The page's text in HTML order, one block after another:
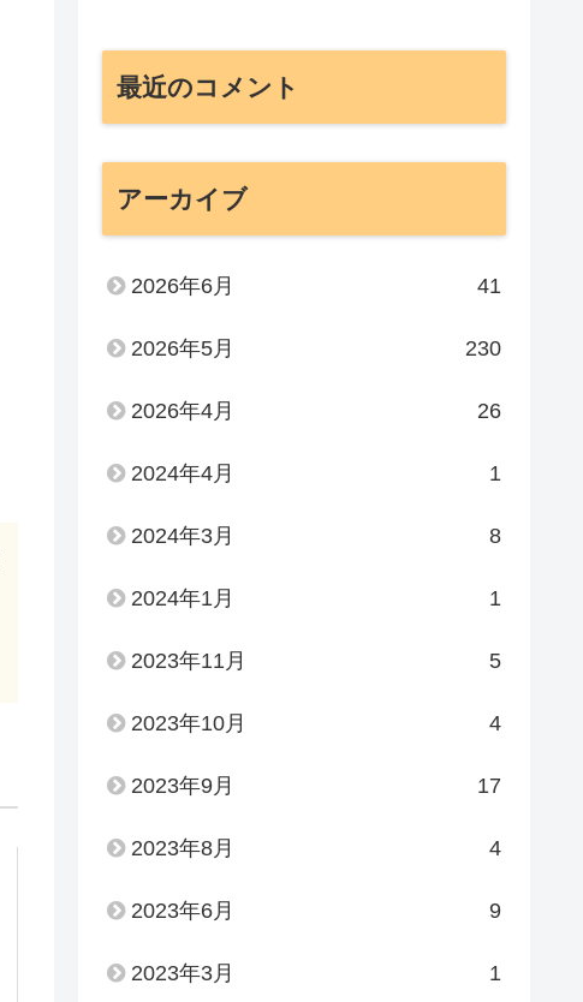
最近のコメント
アーカイブ
2026年6月 41
2026年5月 230
2026年4月 26
2024年4月 1
2024年3月 8
2024年1月 1
2023年11月 5
2023年10月 4
2023年9月 17
2023年8月 4
2023年6月 9
2023年3月 1